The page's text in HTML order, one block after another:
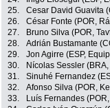
25.
Cesar David Guavita
26.
César Fonte (POR,
27.
Bruno Silva (POR,
28.
Adrián Bustamante
29.
Jon Agirre (ESP,
30.
Nícolas Sessler
31.
Sinuhé Fernandez
32.
Afonso Silva (POR,
33.
Luís Fernandes